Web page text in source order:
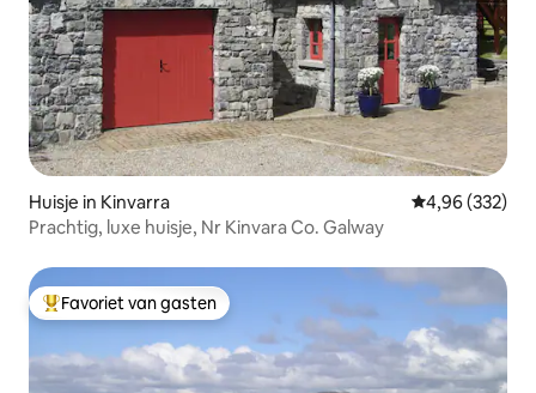
Huisje in Kinvarra Gemiddelde
4,96 (332)
Prachtig, luxe huisje, Nr Kinvara Co. Galway
Topfavoriet van gasten
Favoriet van gasten